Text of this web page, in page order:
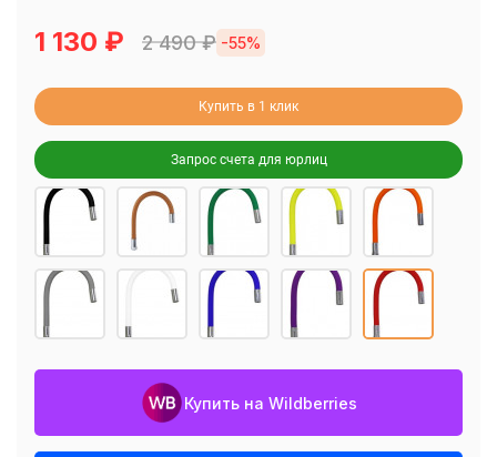
1 130 ₽ 2 490₽ -55%
Купить в 1 клик
Запрос счета для юрлиц
Купить на Wildberries